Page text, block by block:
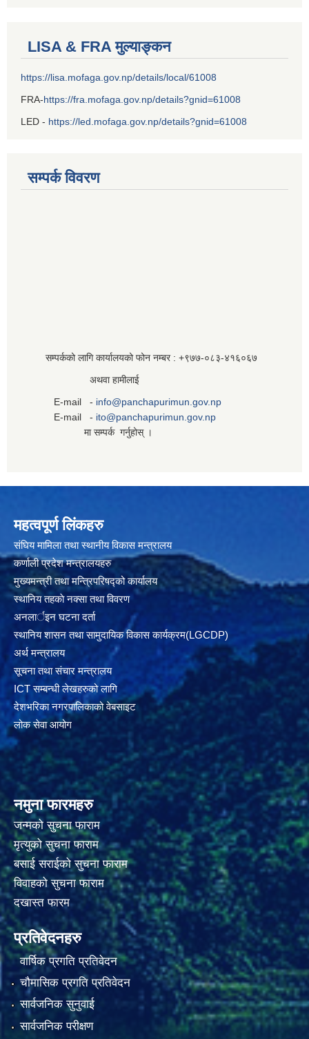
LISA & FRA मुल्याङ्कन
https://lisa.mofaga.gov.np/details/local/61008
FRA-https://fra.mofaga.gov.np/details?gnid=61008
LED - https://led.mofaga.gov.np/details?gnid=61008
सम्पर्क विवरण
सम्पर्कको लागि कार्यालयको फोन नम्बर : +९७७-०८३‍-४१६०६७
अथवा हामीलाई
E-mail - info@panchapurimun.gov.np
E-mail - ito@panchapurimun.gov.np
मा सम्पर्क गर्नुहोस् ।
महत्वपूर्ण लिंकहरु
संघिय मामिला तथा स्थानीय विकास मन्त्रालय
कर्णाली प्रदेश मन्त्रालयहरु
मुख्यमन्त्री तथा मन्त्रिपरिषद्को कार्यालय
स्थानिय तहकाे नक्सा तथा विवरण
अनलार्इन घटना दर्ता
स्थानिय शासन तथा सामुदायिक विकास कार्यक्रम(LGCDP)
अर्थ मन्त्रालय
सूचना तथा संचार मन्त्रालय
ICT सम्बन्धी लेखहरुको लागि
देशभरिका नगरपालिकाको वेबसाइट
लोक सेवा आयोग
नमुना फारमहरु
जन्मको सुचना फाराम
मृत्युको सुचना फाराम
बसाई सराईको सुचना फाराम
विवाहको सुचना फाराम
दखास्त फारम
प्रतिवेदनहरु
वार्षिक प्रगति प्रतिवेदन
चौमासिक प्रगति प्रतिवेदन
सार्वजनिक सुनुवाई
सार्वजनिक परीक्षण